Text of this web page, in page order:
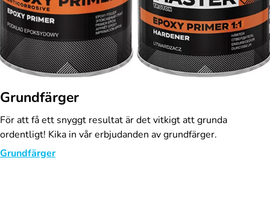
Grundfärger
För att få ett snyggt resultat är det vitkigt att grunda
ordentligt! Kika in vår erbjudanden av grundfärger.
Grundfärger